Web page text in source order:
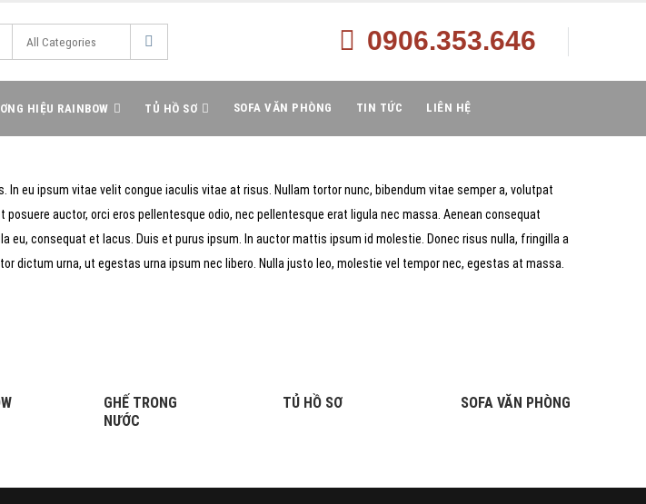
0906.353.646
HIỆU RAINBOW TỦ HỒ SƠ SOFA VĂN PHÒNG TIN TỨC LIÊN HỆ
eu ipsum vitae velit congue iaculis vitae at risus. Nullam tortor nunc, bibendum vitae semper a, volutpat
auctor, orci eros pellentesque odio, nec pellentesque erat ligula nec massa. Aenean consequat
eu, consequat et lacus. Duis et purus ipsum. In auctor mattis ipsum id molestie. Donec risus nulla, fringilla a
dictum urna, ut egestas urna ipsum nec libero. Nulla justo leo, molestie vel tempor nec, egestas at massa.
GHẾ TRONG
NƯỚC
TỦ HỒ SƠ SOFA VĂN PHÒNG